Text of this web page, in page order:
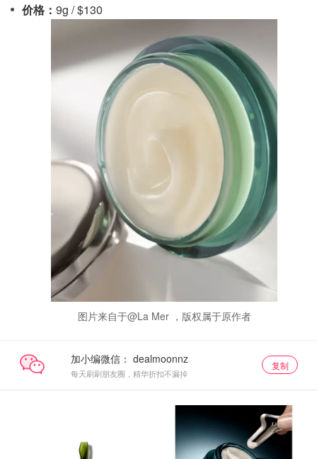
价格： 9g / $130
图片来自于@La Mer ，版权属于原作者
加小编微信：
每天刷刷朋友圈，精华折扣不漏掉
复制